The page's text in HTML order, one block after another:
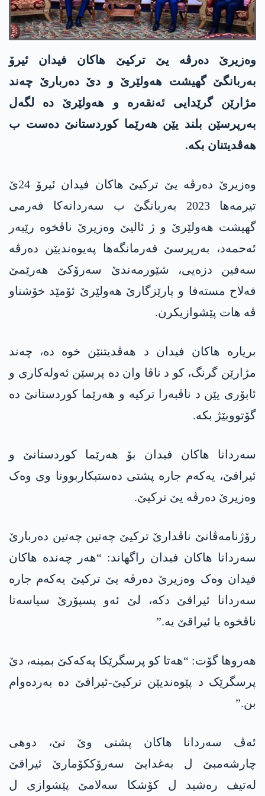
وەزیرێ دەرڤە یێ ترکیێ ھاکان فیدان ئیرۆ
بەربانگێ گھیشت ھەولێرێ و دێ دەربارێ چەند
مژارێن گرێدایی ئەنقەرە و ھەولێرێ دە لگەل
بەرپرسێن بلند یێن ھەرێما کوردستانێ دەست ب
ھەڤدیتنان بکە.
وەزیرێ دەرڤە یێ ترکیێ ھاکان فیدان ئیرۆ 24ێ
تیرمەھا 2023 بەربانگێ ب سەردانەکا فەرمی
گھیشت ھەولێرێ و ژ ئالیێ وەزیرێ ناڤخوە رێبەر
ئەحمەد، بەرپرسێ فەرمانگەھا پەیوەندیێن دەرڤە
سەفین دزەیی، شێورمەندێ سەرۆکێ ھەرێمێ
فەلاح مستەفا و پارێزگارێ ھەولێرێ ئۆمێد خۆشناو
ڤە ھات پێشوازیکرن.
بریارە ھاکان فیدان د ھەڤدیتنێن خوە دە، چەند
مژارێن گرنگ، کو د ناڤا وان دە پرسێن ئەولەکاری و
ئابۆری یێن د ناڤبەرا ترکیە و ھەرێما کوردستانێ دە
گۆتووبێژ بکە.
سەردانا ھاکان فیدان بۆ ھەرێما کوردستانێ و
ئیراقێ، یەکەم جارە پشتی دەستبکاربوونا وی وەک
وەزیرێ دەرڤە یێ ترکیێ.
رۆژنامەڤانێ ناڤدارێ ترکیێ چەتین چەتین دەربارێ
سەردانا ھاکان فیدان راگهاند: “ھەر چەندە ھاکان
فیدان وەک وەزیرێ دەرڤە یێ ترکیێ یەکەم جارە
سەردانا ئیراقێ دکە، لێ ئەو پسپۆرێ سیاسەتا
ناڤخوە یا ئیراقێ یە.”
ھەروھا گۆت: “ھەتا کو پرسگرێکا پەکەکێ بمینە، دێ
پرسگرێک د پێوەندیێن ترکیێ-ئیراقێ دە بەردەوام
بن.”
ئەڤ سەردانا ھاکان پشتی وێ تێ، دوھی
چارشەمبێ ل بەغدایێ سەرۆککۆمارێ ئیراقێ
لەتیف رەشید ل کۆشکا سەلامێ پێشوازی ل